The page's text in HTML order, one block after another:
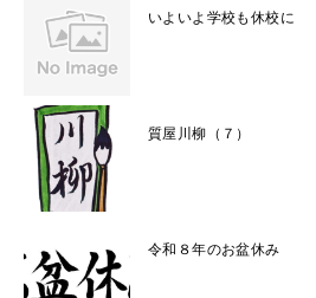
いよいよ学校も休校に
質屋川柳（７）
令和８年のお盆休み